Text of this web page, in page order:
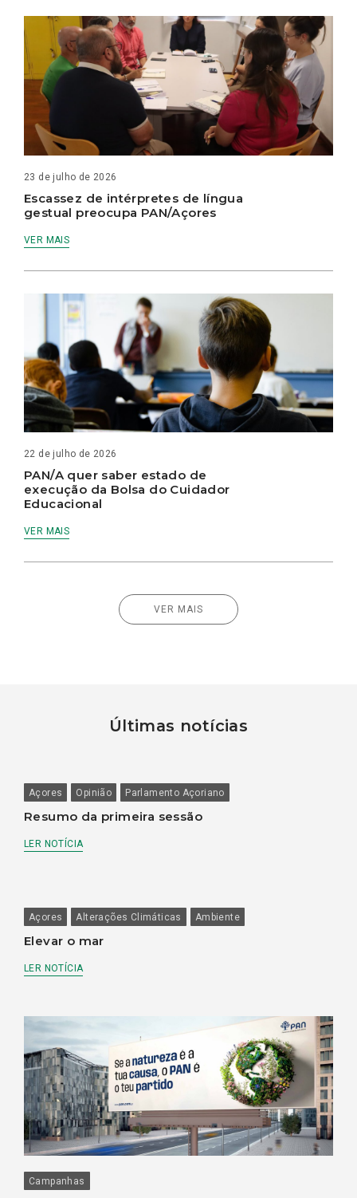
23 de julho de 2026
Escassez de intérpretes de língua
gestual preocupa PAN/Açores
VER MAIS
22 de julho de 2026
PAN/A quer saber estado de
execução da Bolsa do Cuidador
Educacional
VER MAIS
VER MAIS
Últimas notícias
Açores Opinião Parlamento Açoriano
Resumo da primeira sessão
LER NOTÍCIA
Açores Alterações Climáticas Ambiente
Elevar o mar
LER NOTÍCIA
Campanhas